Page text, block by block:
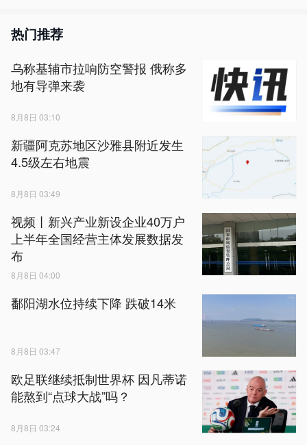
热门推荐
乌称基辅市拉响防空警报 俄称多
地有导弹来袭
8月8日 03:10
新疆阿克苏地区沙雅县附近发生
4.5级左右地震
8月8日 03:49
视频丨新兴产业新设企业40万户
上半年全国经营主体发展数据发
布
8月8日 04:00
鄱阳湖水位持续下降 跌破14米
8月8日 03:47
欧足联继续抵制世界杯 因凡蒂诺
能熬到“点球大战”吗？
8月8日 03:24